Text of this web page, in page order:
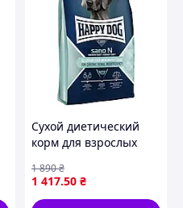
Сухой диетический
корм для взрослых
Sano N 7.5 кг
1 417.50 ₴
1 890₴